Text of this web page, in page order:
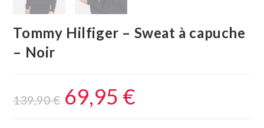
Tommy Hilfiger – Sweat à capuche
– Noir
139,90€ 69,95 €